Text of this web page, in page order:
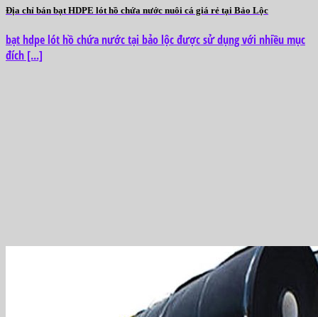
Địa chỉ bán bạt HDPE lót hồ chứa nước nuôi cá giá rẻ tại Bảo Lộc
bạt hdpe lót hồ chứa nước tại bảo lộc được sử dụng với nhiều mục
đích [...]